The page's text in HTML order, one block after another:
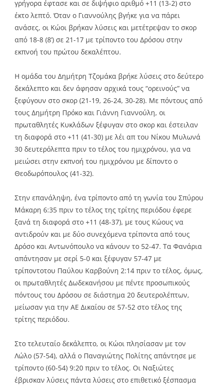
γρήγορα έφτασε και σε διψήφιο αριθμό +11 (13-2) στο
έκτο λεπτό. Όταν ο Γιαννούλης βγήκε για να πάρει
ανάσες, οι Κώοι βρήκαν λύσεις και μετέτρεψαν το σκορ
από 18-8 (8’) σε 21-17 με τρίποντο του Δρόσου στην
εκπνοή του πρώτου δεκαλέπτου.
Η ομάδα του Δημήτρη Τζομάκα βρήκε λύσεις στο δεύτερο
δεκάλεπτο και δεν άφησαν αρχικά τους “ορεινούς” να
ξεφύγουν στο σκορ (21-19, 26-24, 30-28). Με πόντους από
τους Δημήτρη Πρόκο και Γιάννη Γιαννούλη, οι
πρωταθλητές Κυκλάδων ξέφυγαν στο σκορ και έστειλαν
τη διαφορά στο +11 (41-30) με λέι απ του Νίκου Μυλωνά
30 δευτερόλεπτα πριν το τέλος του ημιχρόνου, για να
μειώσει στην εκπνοή του ημιχρόνου με δίποντο ο
Θεοδωρόπουλος (41-32).
Στην επανάληψη, ένα τρίποντο από τη γωνία του Σπύρου
Μάκαρη 6:35 πριν το τέλος της τρίτης περιόδου έφερε
ξανά τη διαφορά στο +11 (48-37), με τους Κώους να
αντιδρούν και με δύο συνεχόμενα τρίποντα από τους
Δρόσο και Αντωνόπουλο να κάνουν το 52-47. Τα Φανάρια
απάντησαν με σερί 5-0 και ξέφυγαν 57-47 με
τρίποντοτου Παύλου Καρβούνη 2:14 πριν το τέλος, όμως,
οι πρωταθλητές Δωδεκανήσου με πέντε προσωπικούς
πόντους του Δρόσου σε διάστημα 20 δευτερολέπτων,
μείωσαν για την ΑΕ Δικαίου σε 57-52 στο τέλος της
τρίτης περιόδου.
Στο τελευταίο δεκάλεπτο, οι Κώοι πλησίασαν με τον
Λώλο (57-54), αλλά ο Παναγιώτης Πολίτης απάντησε με
τρίποντο (60-54) 9:20 πριν το τέλος. Οι Ναξιώτες
έβρισκαν λύσεις πάντα λύσεις στο επιθετικό ξέσπασμα